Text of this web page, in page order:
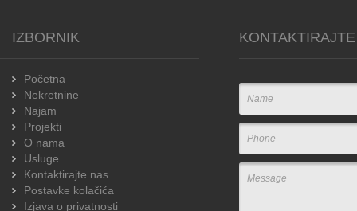
IZBORNIK
Početna
Nekretnine
Najam
Projekti
O nama
Usluge
Kontaktirajte nas
Postavke kolačića
Izjava o privatnosti